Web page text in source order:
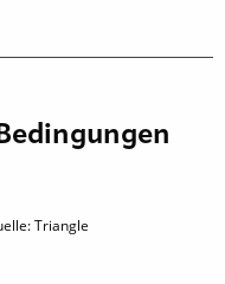
Triangle